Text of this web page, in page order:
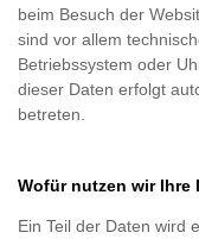
beim Besuch der
sind vor allem
Betriebssystem oder
dieser Daten erfolgt
betreten.
Wofür nutzen wir Ihre
Ein Teil der Daten wird